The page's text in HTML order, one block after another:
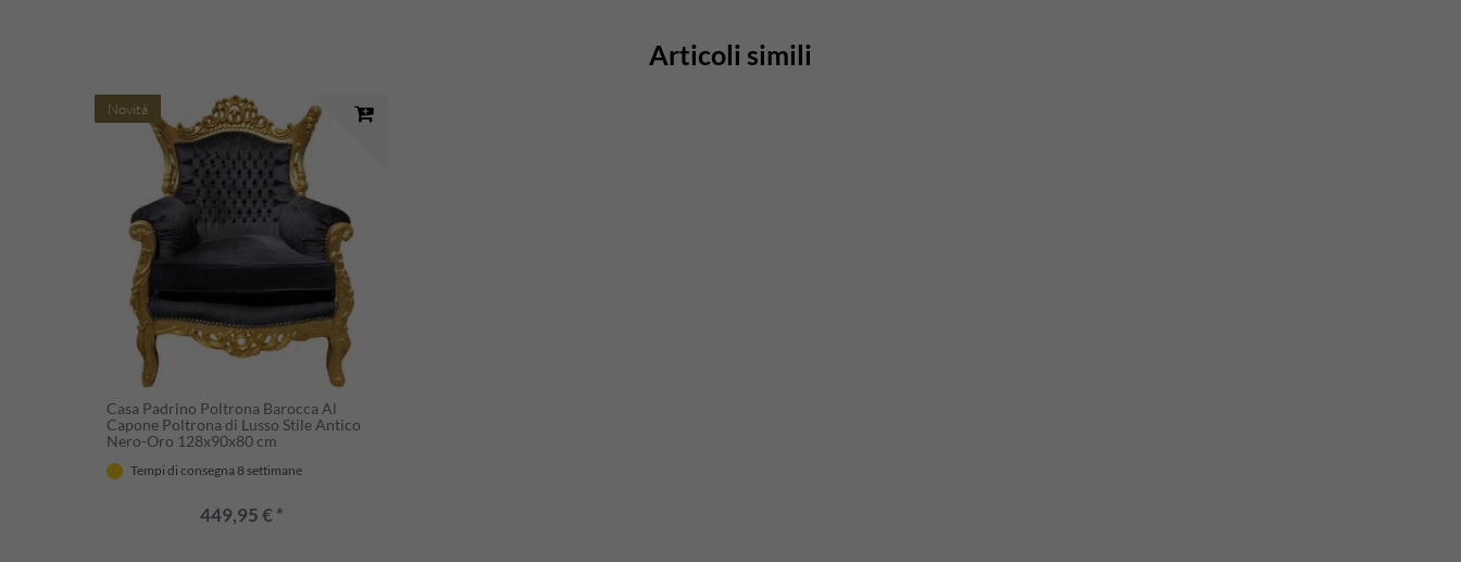
Articoli simili
Novità
Casa Padrino Poltrona Barocca Al
Capone Poltrona di Lusso Stile Antico
Nero-Oro 128x90x80 cm
Tempi di consegna 8 settimane
449,95 € *